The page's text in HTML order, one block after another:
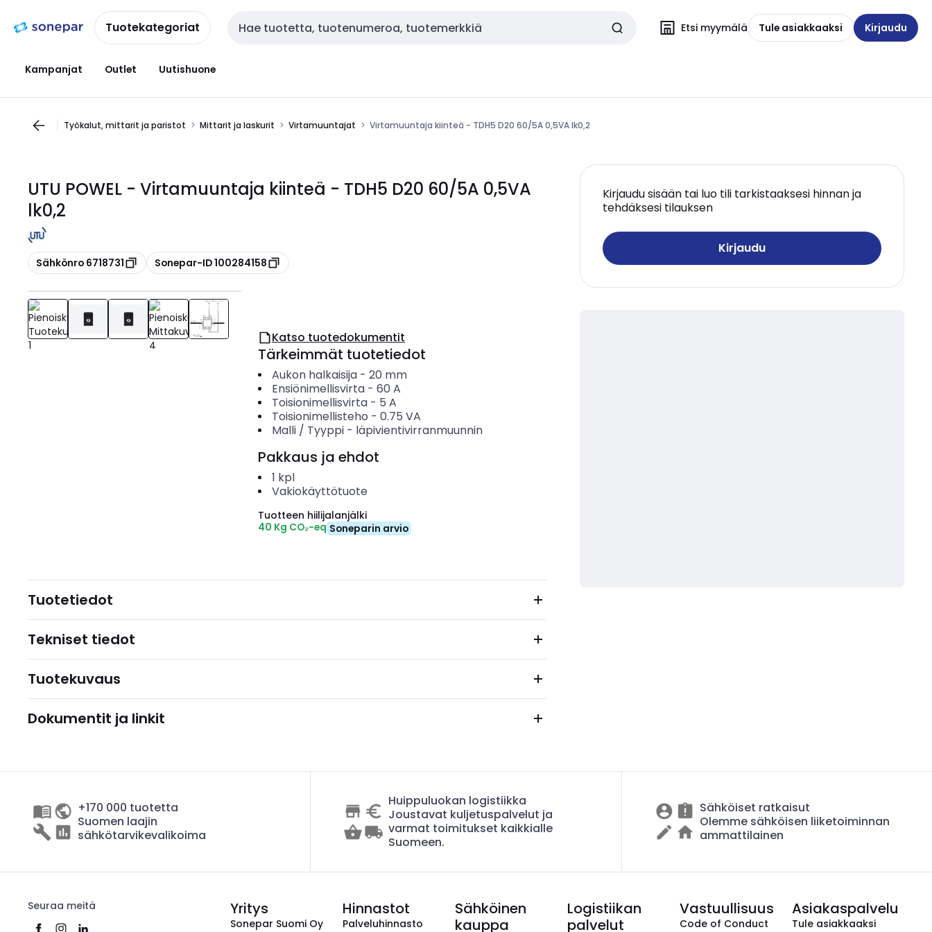
navigointiinsisältöönTuotekategoriat Haku Etsi myymälä Tule asiakkaaksi Kirjaudu
Kampanjat Outlet Uutishuone
Työkalut, mittarit ja paristot Mittarit ja laskurit Virtamuuntajat Virtamuuntaja kiinteä - TDH5 D20 60/5A 0,5VA lk0,2
UTU POWEL - Virtamuuntaja kiinteä - TDH5 D20 60/5A 0,5VA
lk0,2
Kopioi
Sähkönro 6718731 Kopioi
Sonepar-ID 100284158
Kirjaudu sisään tai luo tili tarkistaaksesi hinnan ja
tehdäksesi tilauksen
Kirjaudu
Katso tuotedokumentit
Tärkeimmät tuotetiedot
Aukon halkaisija- 20 mm
Ensiönimellisvirta- 60 A
Toisionimellisvirta- 5 A
Toisionimellisteho - 0.75 VA
Malli / Tyyppi- läpivientivirranmuunnin
Pakkaus ja ehdot
1 kpl
Vakiokäyttötuote
Tuotteen hiilijalanjälki
40 Kg CO₂-eq Soneparin arvio
Tuotetiedot
Tekniset tiedot
Tuotekuvaus
Dokumentit ja linkit
+170 000 tuotetta
Suomen laajin
sähkötarvikevalikoima
Huippuluokan logistiikka
Joustavat kuljetuspalvelut ja
varmat toimitukset kaikkialle
Suomeen.
Sähköiset ratkaisut
Olemme sähköisen liiketoiminnan
ammattilainen
Seuraa meitä Yritys
Sonepar Suomi Oy
Hinnastot
Palveluhinnasto
Sähköinen
kauppa
Logistiikan
palvelut
Vastuullisuus
Code of Conduct
Asiakaspalvelu
Tule asiakkaaksi